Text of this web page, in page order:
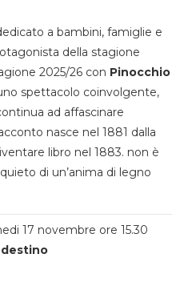
a bambini, famiglie e
della stagione
2025/26 con Pinocchio
spettacolo coinvolgente,
ad affascinare
nasce nel 1881 dalla
libro nel 1883. non è
di un’anima di legno
17 novembre ore 15.30
destino